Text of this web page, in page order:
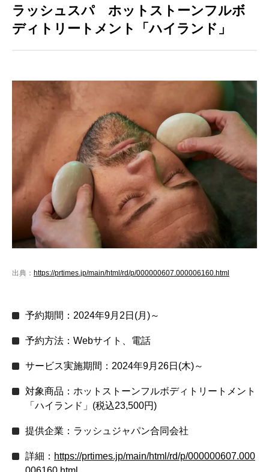
ラッシュスパ ホットストーンフルボ
ディトリートメント「ハイランド」
出典： https://prtimes.jp/main/html/rd/p/000000607.000006160.html
予約期間：2024年9月2日(月)～
予約方法：Webサイト、電話
サービス実施期間：2024年9月26日(木)～
対象商品：ホットストーンフルボディトリートメント
「ハイランド」(税込23,500円)
提供企業：ラッシュジャパン合同会社
詳細： https://prtimes.jp/main/html/rd/p/000000607.000